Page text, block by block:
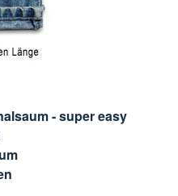
- super easy